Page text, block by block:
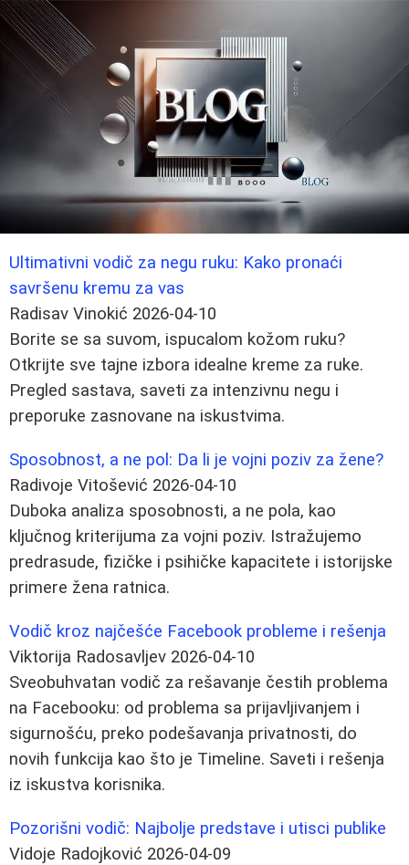
Ultimativni vodič za negu ruku: Kako pronaći
savršenu kremu za vas
Radisav Vinokić 2026-04-10
Borite se sa suvom, ispucalom kožom ruku?
Otkrijte sve tajne izbora idealne kreme za ruke.
Pregled sastava, saveti za intenzivnu negu i
preporuke zasnovane na iskustvima.
Sposobnost, a ne pol: Da li je vojni poziv za žene?
Radivoje Vitošević 2026-04-10
Duboka analiza sposobnosti, a ne pola, kao
ključnog kriterijuma za vojni poziv. Istražujemo
predrasude, fizičke i psihičke kapacitete i istorijske
primere žena ratnica.
Vodič kroz najčešće Facebook probleme i rešenja
Viktorija Radosavljev 2026-04-10
Sveobuhvatan vodič za rešavanje čestih problema
na Facebooku: od problema sa prijavljivanjem i
sigurnošću, preko podešavanja privatnosti, do
novih funkcija kao što je Timeline. Saveti i rešenja
iz iskustva korisnika.
Pozorišni vodič: Najbolje predstave i utisci publike
Vidoje Radojković 2026-04-09